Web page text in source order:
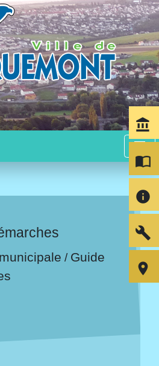
menu
/ Guide
account_balance
import_contacts
info
build
room